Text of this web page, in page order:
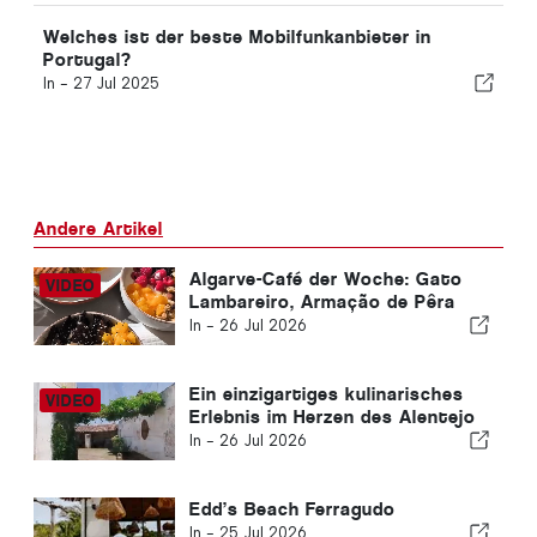
Welches ist der beste Mobilfunkanbieter in
Portugal?
In - 27 Jul 2025
Andere Artikel
Algarve-Café der Woche: Gato
Lambareiro, Armação de Pêra
In - 26 Jul 2026
Ein einzigartiges kulinarisches
Erlebnis im Herzen des Alentejo
In - 26 Jul 2026
Edd’s Beach Ferragudo
In - 25 Jul 2026